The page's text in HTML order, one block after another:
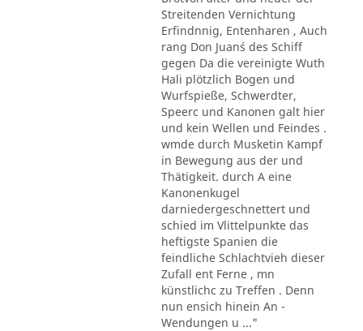
Streitenden Vernichtung
Erfindnnig, Entenharen , Auch
rang Don Juan´s des Schiff
gegen Da die vereinigte Wuth
Hali plötzlich Bogen und
Wurfspieße, Schwerdter,
Speerc und Kanonen galt hier
und kein Wellen und Feindes .
wmde durch Musketin Kampf
in Bewegung aus der und
Thätigkeit. durch A eine
Kanonenkugel
darniedergeschnettert und
schied im Vlittelpunkte das
heftigste Spanien die
feindliche Schlachtvieh dieser
Zufall ent Ferne , mn
künstlichc zu Treffen . Denn
nun ensich hinein An -
Wendungen u ..."